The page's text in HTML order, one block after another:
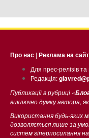
Про нас | Реклама на
Для прес-релізів
Редакція:
Публикації в рубриці «
виключно думку автора,
Використання будь-яких
дозволяється лише за
систем гіперпосилання